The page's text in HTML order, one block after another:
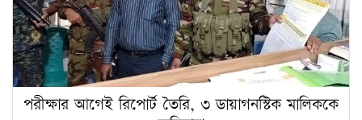
পরীক্ষার আগেই রিপোর্ট তৈরি, ৩ ডায়াগনস্টিক মালিককে